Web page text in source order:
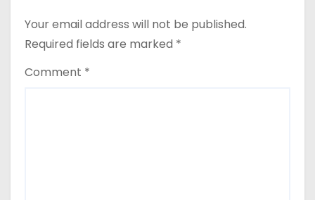
Your email address will not be published.
Required fields are marked *
Comment *